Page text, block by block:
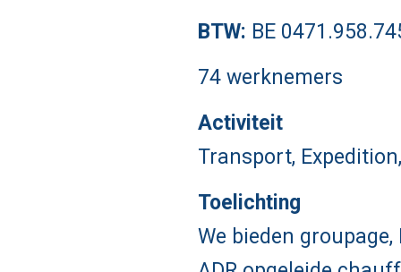
BTW: BE
74 werknemers
Activiteit
Transport,
Toelichting
We bieden